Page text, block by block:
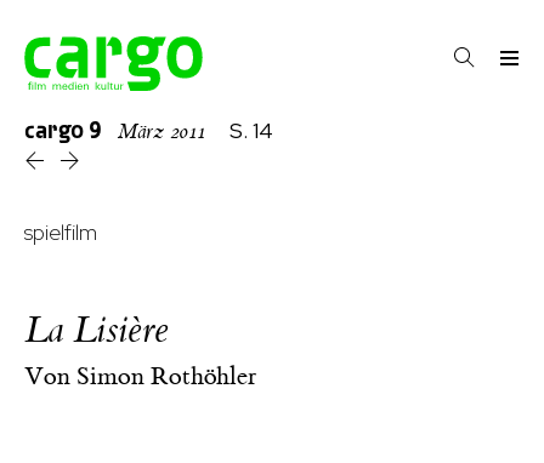
cargo 9 März 2011 S. 14
spielfilm
La Lisière
Von Simon Rothöhler